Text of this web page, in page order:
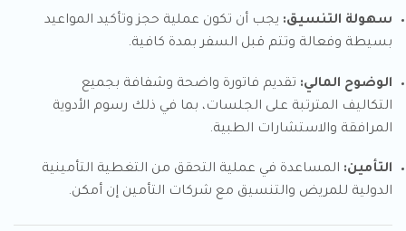
سهولة التنسيق: يجب أن تكون عملية حجز وتأكيد المواعيد
بسيطة وفعالة وتتم قبل السفر بمدة كافية.
الوضوح المالي: تقديم فاتورة واضحة وشفافة بجميع
التكاليف المترتبة على الجلسات، بما في ذلك رسوم الأدوية
المرافقة والاستشارات الطبية.
التأمين: المساعدة في عملية التحقق من التغطية التأمينية
الدولية للمريض والتنسيق مع شركات التأمين إن أمكن.